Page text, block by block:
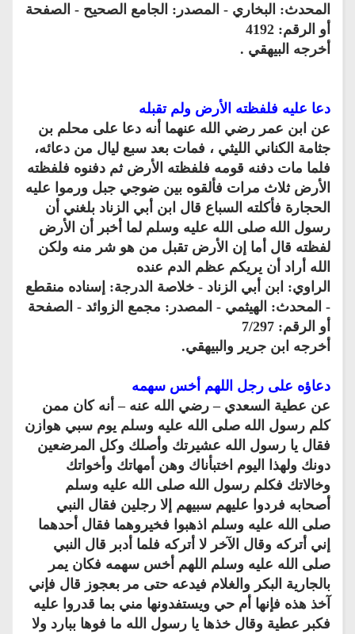
المحدث: البخاري - المصدر: الجامع الصحيح - الصفحة
أو الرقم: 4192
أخرجه البيهقي .
دعا عليه فلفظته الأرض ولم تقبله
عن ابن عمر رضي الله عنهما أنه دعا على محلم بن
جثامة الكناني الليثي ، فمات بعد سبع ليال من دعائه،
فلما مات دفنه قومه فلفظته الأرض ثم دفنوه فلفظته
الأرض ثلاث مرات فألقوه بين ضوجي جبل ورموا عليه
الحجارة فأكلته السباع قال ابن أبي الزناد بلغني أن
رسول الله صلى الله عليه وسلم لما أخبر أن الأرض
لفظته قال أما إن الأرض تقبل من هو شر منه ولكن
الله أراد أن يريكم عظم الدم عنده
الراوي: ابن أبي الزناد - خلاصة الدرجة: إسناده منقطع
- المحدث: الهيثمي - المصدر: مجمع الزوائد - الصفحة
أو الرقم: 7/297
أخرجه ابن جرير والبيهقي.
دعاؤه على رجل اللهم أخس سهمه
عن عطية السعدي – رضي الله عنه – أنه كان ممن
كلم رسول الله صلى الله عليه وسلم يوم سبي هوازن
فقال يا رسول الله عشيرتك وأصلك وكل المرضعين
دونك ولهذا اليوم اختبأناك وهن أمهاتك وأخواتك
وخالاتك فكلم رسول الله صلى الله عليه وسلم
أصحابه فردوا عليهم سبيهم إلا رجلين فقال النبي
صلى الله عليه وسلم اذهبوا فخيروهما فقال أحدهما
إني أتركه وقال الآخر لا أتركه فلما أدبر قال النبي
صلى الله عليه وسلم اللهم أخس سهمه فكان يمر
بالجارية البكر والغلام فيدعه حتى مر بعجوز قال فإني
آخذ هذه فإنها أم حي ويستفدونها مني بما قدروا عليه
فكبر عطية وقال خذها يا رسول الله ما فوها ببارد ولا